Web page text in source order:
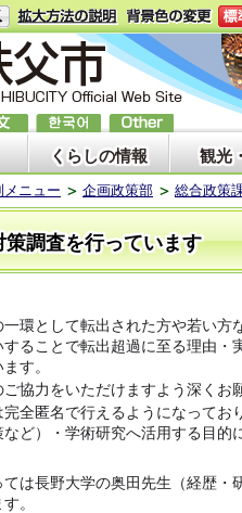
くらしの情報 観光
メニュー 企画政策部 総合政策
策調査を行っています
一環として転出された方や若い
ることで転出超過に至る理由
す。
協力をいただけますよう深くお
全匿名で行えるようになって
ど）・学術研究へ活用する目的
は長野大学の奥田先生（経歴・
。